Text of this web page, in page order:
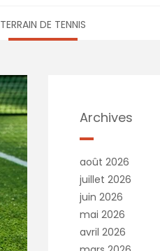
TERRAIN DE TENNIS
Archives
août 2026
juillet 2026
juin 2026
mai 2026
avril 2026